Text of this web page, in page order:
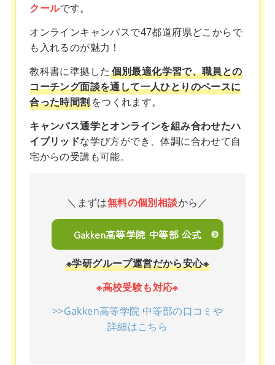
クールです。
オンラインキャンパスで47都道府県どこからで
も入れるのが魅力！
教科書に準拠した 個別最適化学習で、職員との
コーチング面談を通して一人ひとりのペースに
合った時間割をつくれます。
キャンパス通学とオンラインを組み合わせたハ
イブリッドな学び方ができ、体調に合わせて自
宅からの受講も可能。
＼まずは無料の個別相談から／
Gakken高等学院 中等部 公式
※学研グループ運営だから安心※
※高校受験も対応※
>>Gakken高等学院 中等部の口コミや
詳細はこちら